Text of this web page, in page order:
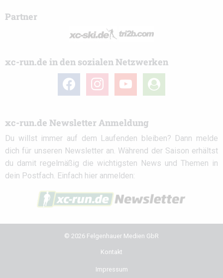
Partner
xc-run.de in den sozialen Netzwerken
facebook instagramyoutube
user-
circle
xc-run.de Newsletter Anmeldung
Du willst immer auf dem Laufenden bleiben? Dann melde
dich für unseren Newsletter an. Während der Saison erhältst
du damit regelmäßig die wichtigsten News und Themen in
dein Postfach. Einfach hier anmelden:
© 2026 Felgenhauer Medien GbR
Kontakt
Impressum